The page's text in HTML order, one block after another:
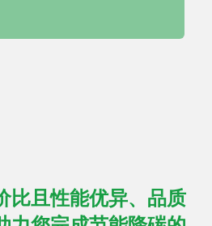
比且性能优异、品质